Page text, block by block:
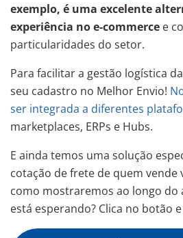
exemplo, é uma excelente
experiência no e-commerce e
particularidades do setor.
Para facilitar a gestão logística
seu cadastro no Melhor Envio!
ser integrada a diferentes
marketplaces, ERPs e Hubs.
E ainda temos uma solução
cotação de frete de quem vende
como mostraremos ao longo do
está esperando? Clica no botão